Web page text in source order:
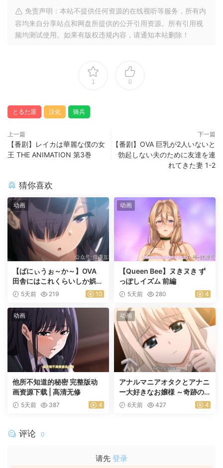
免责声明：本站不提供任何资源的在线视听等服务，所有内
容均来自分享站点和网盘所提供的公开引用资源。所有引用视
频均测试使用。如果有版权违规内容，请通知本站删除！
1 0
とるだ屋 汉化 骑兵
上一篇
【番剧】レイカは華麗な僕の女
王 THE ANIMATION 第3巻
下一篇
【番剧】OVA 巨乳が2人いないと
勃起しない夫のために友達を連
れてきた妻 1-2
猜你喜欢
动画
【ばにぃうぉ～か～】OVA
田舎にはこれくらいしか娯楽
がない ＃1乡下几乎没有娱乐
5天前 219 10
动画
【Queen Bee】ヌきヌき ず
っぽしイズム 前編
5天前 280 4
动画
他所不知道的秘密 完整版动
画资源下载 | 高清无修
5天前 387 4
动画
アナルマニアオタクとアナニ
ー大好きなお嬢様 ～奇跡の
マッチング～ 前編
6天前 427 4
评论 0
请先 登录